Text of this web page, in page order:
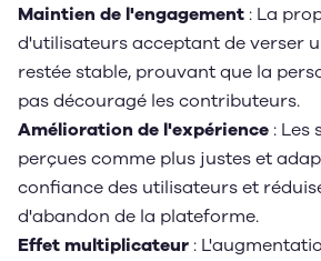
Maintien de l'engagement : La
d'utilisateurs acceptant de verser
restée stable, prouvant que la
pas découragé les contributeurs.
Amélioration de l'expérience : Les
perçues comme plus justes et
confiance des utilisateurs et
d'abandon de la plateforme.
Effet multiplicateur :